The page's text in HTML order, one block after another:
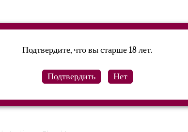
Подтвердите, что вы старше 18 лет.